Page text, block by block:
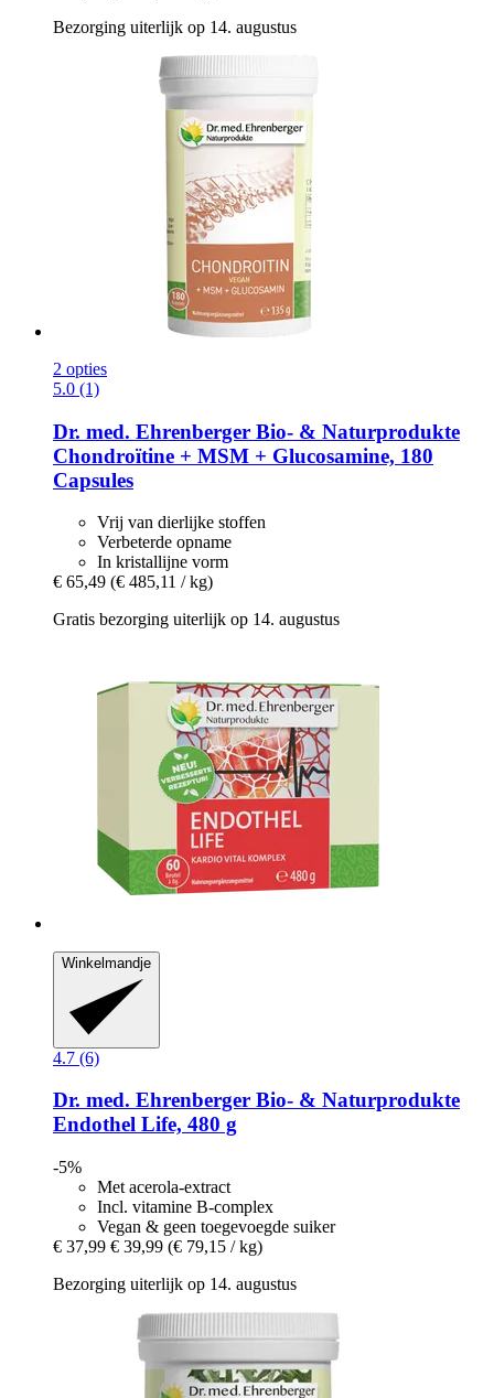
Bezorging uiterlijk op 14. augustus
2 opties
5.0 (1)
Dr. med. Ehrenberger Bio- & Naturprodukte
Chondroïtine + MSM + Glucosamine, 180
Capsules
Vrij van dierlijke stoffen
Verbeterde opname
In kristallijne vorm
€ 65,49 (€ 485,11 / kg)
Gratis bezorging uiterlijk op 14. augustus
Winkelmandje
4.7 (6)
Dr. med. Ehrenberger Bio- & Naturprodukte
Endothel Life, 480 g
-5%
Met acerola-extract
Incl. vitamine B-complex
Vegan & geen toegevoegde suiker
€ 37,99 € 39,99 (€ 79,15 / kg)
Bezorging uiterlijk op 14. augustus